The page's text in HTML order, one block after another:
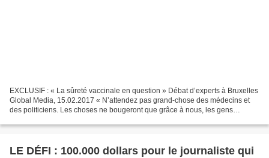
EXCLUSIF : « La sûreté vaccinale en question » Débat d’experts à Bruxelles
Global Media, 15.02.2017 « N’attendez pas grand-chose des médecins et
des politiciens. Les choses ne bougeront que grâce à nous, les gens
LE DÉFI : 100.000 dollars pour le journaliste qui